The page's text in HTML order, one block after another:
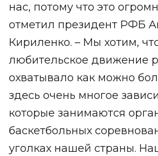
нас, потому что это
отметил президент РФБ
Кириленко. – Мы хотим,
любительское движение
охватывало как можно
здесь очень многое
которые занимаются
баскетбольных
уголках нашей страны.